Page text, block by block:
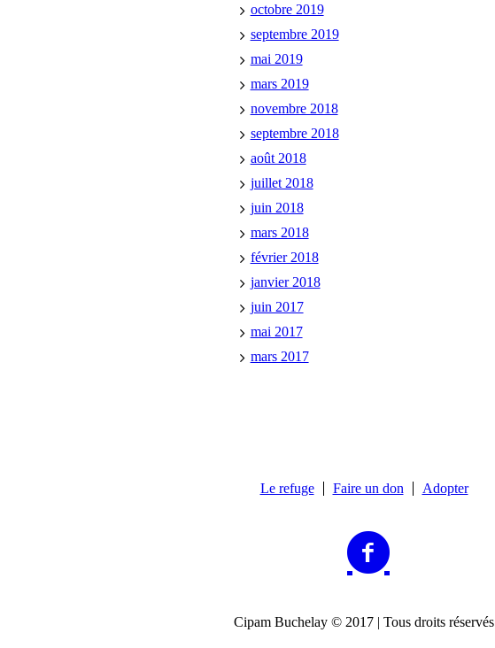
octobre 2019
septembre 2019
mai 2019
mars 2019
novembre 2018
septembre 2018
août 2018
juillet 2018
juin 2018
mars 2018
février 2018
janvier 2018
juin 2017
mai 2017
mars 2017
Le refuge Faire un don Adopter
Cipam Buchelay © 2017 | Tous droits réservés